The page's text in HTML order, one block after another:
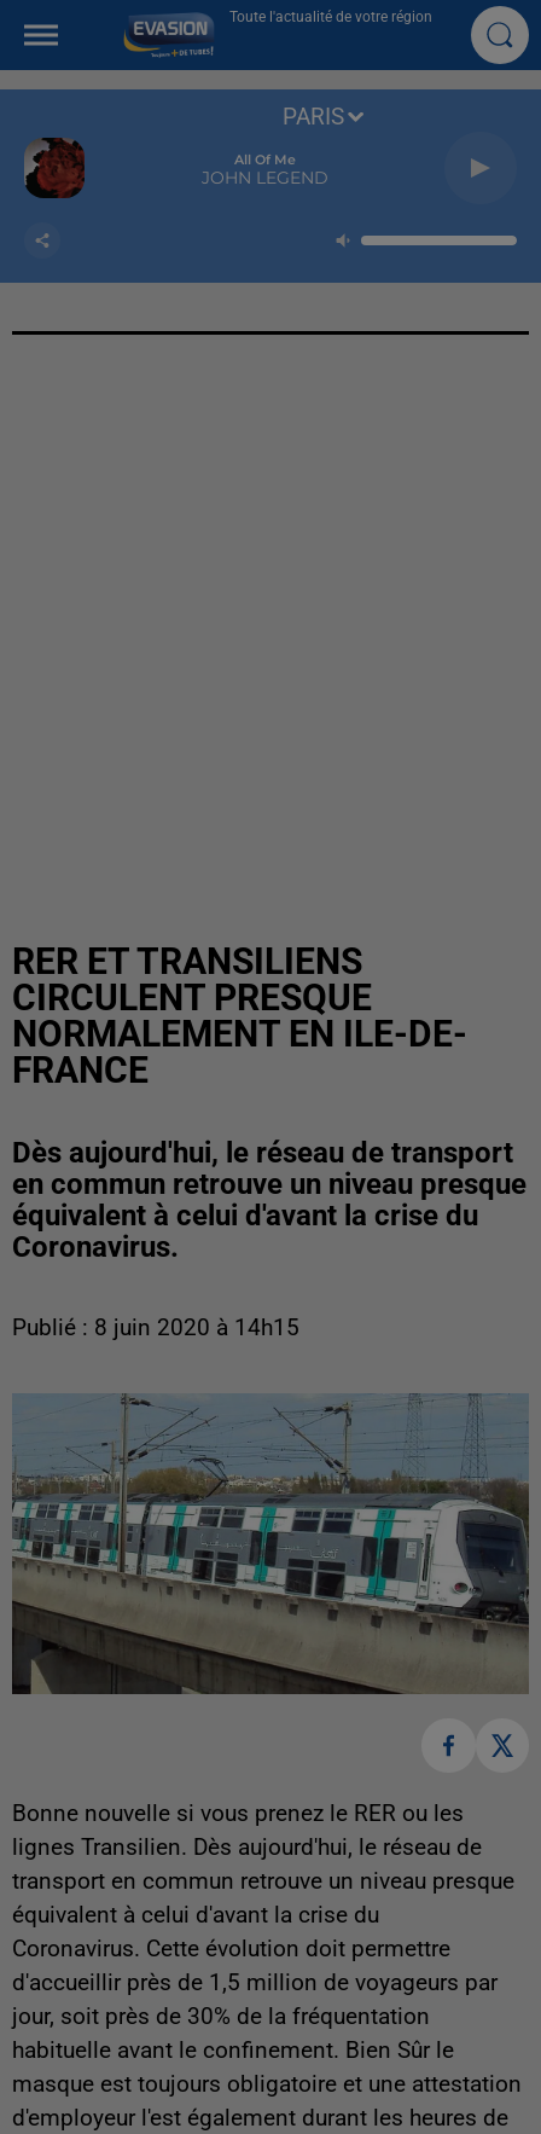
Toute l'actualité de votre région
Last Friday Night
KATY PERRY
PARIS
RER ET TRANSILIENS
CIRCULENT PRESQUE
NORMALEMENT EN ILE-DE-
FRANCE
Dès aujourd'hui, le réseau de transport
en commun retrouve un niveau presque
équivalent à celui d'avant la crise du
Coronavirus.
Publié : 8 juin 2020 à 14h15
Bonne nouvelle si vous prenez le RER ou les
lignes Transilien. Dès aujourd'hui, le réseau de
transport en commun retrouve un niveau presque
équivalent à celui d'avant la crise du
Coronavirus. Cette évolution doit permettre
d'accueillir près de 1,5 million de voyageurs par
jour, soit près de 30% de la fréquentation
habituelle avant le confinement. Bien Sûr le
masque est toujours obligatoire et une attestation
d'employeur l'est également durant les heures de